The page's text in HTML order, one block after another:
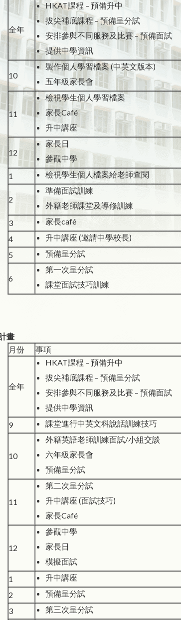
全年
HKAT課程 – 預備升中
拔尖補底課程 – 預備呈分試
安排參與不同服務及比賽 – 預備面試
提供中學資訊
10
製作個人學習檔案 (中英文版本)
五年級家長會
11
檢視學生個人學習檔案
家長Café
升中講座
12
家長日
參觀中學
1
檢視學生個人檔案給老師查閱
2
準備面試訓練
外籍老師課堂及導修訓練
3
家長café
4
升中講座 (邀請中學校長)
5
預備呈分試
6
第一次呈分試
課堂面試技巧訓練
畫
月份
事項
全年
HKAT課程 – 預備升中
拔尖補底課程 – 預備呈分試
安排參與不同服務及比賽 – 預備面試
提供中學資訊
9
課堂進行中英文科說話訓練技巧
10
外籍英語老師訓練面試/小組交談
六年級家長會
預備呈分試
11
第二次呈分試
升中講座 (面試技巧)
家長Café
12
參觀中學
家長日
模擬面試
1
升中講座
2
預備呈分試
3
第三次呈分試